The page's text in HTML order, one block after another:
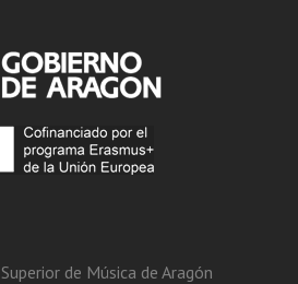
de Música de Aragón